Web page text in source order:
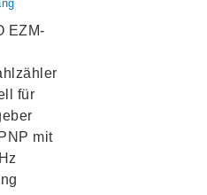
EZM-
für
mit